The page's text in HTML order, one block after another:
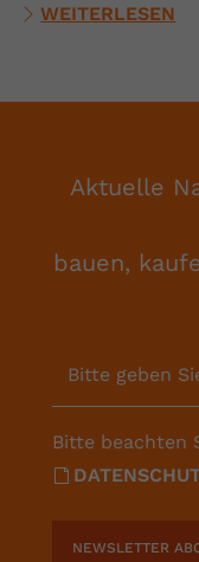
WEITERLESEN
Aktuelle
bauen,
Bitte geben
Bitte beachten
NEWSLETTER